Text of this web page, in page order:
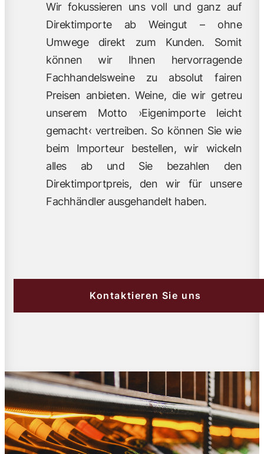
Wir fokussieren uns voll und ganz auf
Direktimporte ab Weingut – ohne
Umwege direkt zum Kunden. Somit
können wir Ihnen hervorragende
Fachhandelsweine zu absolut fairen
Preisen anbieten. Weine, die wir getreu
unserem Motto ›Eigenimporte leicht
gemacht‹ vertreiben. So können Sie wie
beim Importeur bestellen, wir wickeln
alles ab und Sie bezahlen den
Direktimportpreis, den wir für unsere
Fachhändler ausgehandelt haben.
Kontaktieren Sie uns